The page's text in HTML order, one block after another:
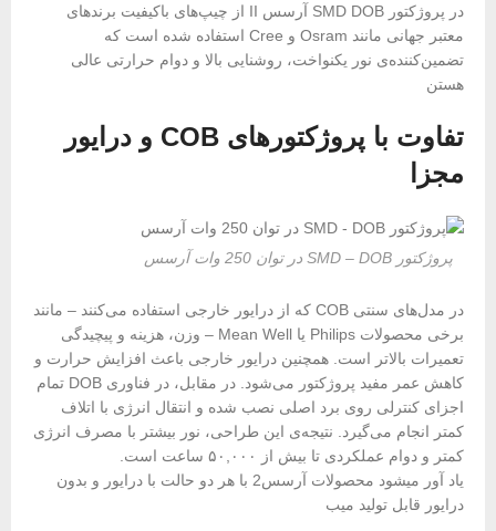
در پروژکتور SMD DOB آرسس II از چیپ‌های باکیفیت برندهای
معتبر جهانی مانند Osram و Cree استفاده شده است که
تضمین‌کننده‌ی نور یکنواخت، روشنایی بالا و دوام حرارتی عالی
هستن
تفاوت با پروژکتورهای COB و درایور
مجزا
پروژکتور SMD – DOB در توان 250 وات آرسس
در مدل‌های سنتی COB که از درایور خارجی استفاده می‌کنند – مانند
برخی محصولات Philips یا Mean Well – وزن، هزینه و پیچیدگی
تعمیرات بالاتر است. همچنین درایور خارجی باعث افزایش حرارت و
کاهش عمر مفید پروژکتور می‌شود. در مقابل، در فناوری DOB تمام
اجزای کنترلی روی برد اصلی نصب شده و انتقال انرژی با اتلاف
کمتر انجام می‌گیرد. نتیجه‌ی این طراحی، نور بیشتر با مصرف انرژی
کمتر و دوام عملکردی تا بیش از ۵۰,۰۰۰ ساعت است.
یاد آور میشود محصولات آرسس2 با هر دو حالت با درایور و بدون
درایور قابل تولید میب